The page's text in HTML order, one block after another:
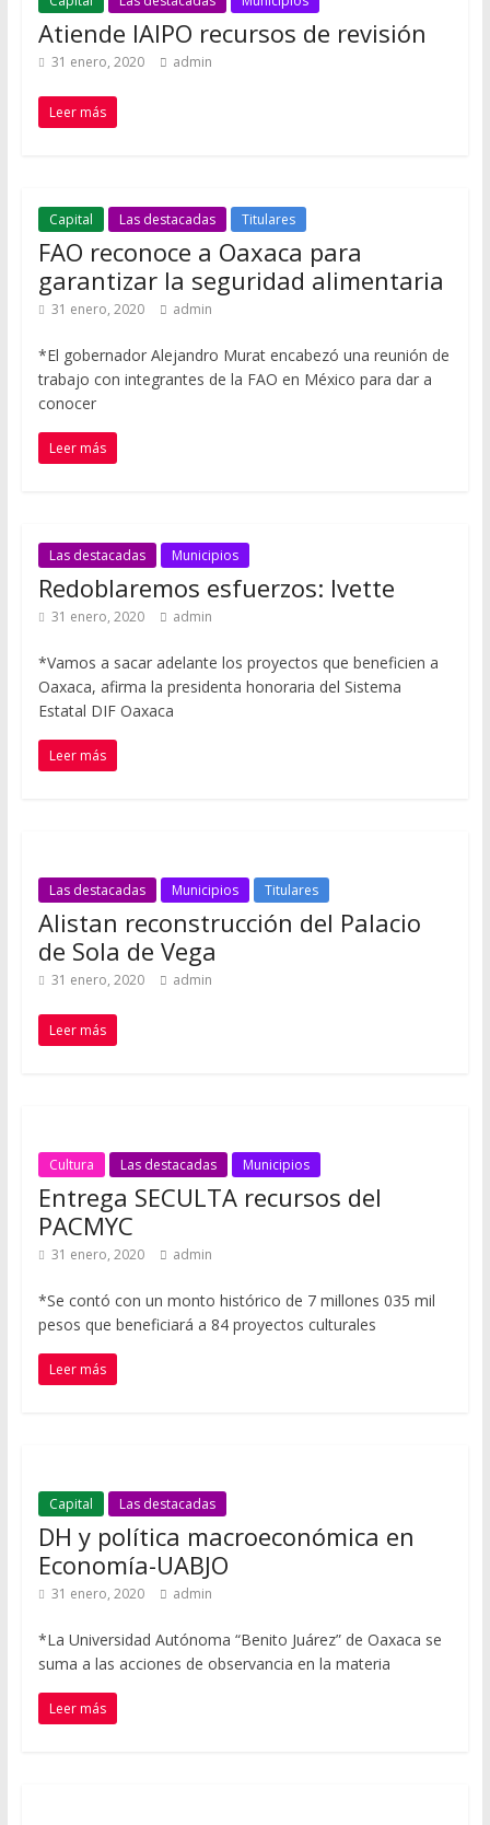
Atiende IAIPO recursos de revisión
31 enero, 2020 admin
Leer más
Capital Las destacadas Titulares
FAO reconoce a Oaxaca para
garantizar la seguridad alimentaria
31 enero, 2020 admin
*El gobernador Alejandro Murat encabezó una reunión de
trabajo con integrantes de la FAO en México para dar a
conocer
Leer más
Las destacadas Municipios
Redoblaremos esfuerzos: Ivette
31 enero, 2020 admin
*Vamos a sacar adelante los proyectos que beneficien a
Oaxaca, afirma la presidenta honoraria del Sistema
Estatal DIF Oaxaca
Leer más
Las destacadas Municipios Titulares
Alistan reconstrucción del Palacio
de Sola de Vega
31 enero, 2020 admin
Leer más
Cultura Las destacadas Municipios
Entrega SECULTA recursos del
PACMYC
31 enero, 2020 admin
*Se contó con un monto histórico de 7 millones 035 mil
pesos que beneficiará a 84 proyectos culturales
Leer más
Capital Las destacadas
DH y política macroeconómica en
Economía-UABJO
31 enero, 2020 admin
*La Universidad Autónoma “Benito Juárez” de Oaxaca se
suma a las acciones de observancia en la materia
Leer más